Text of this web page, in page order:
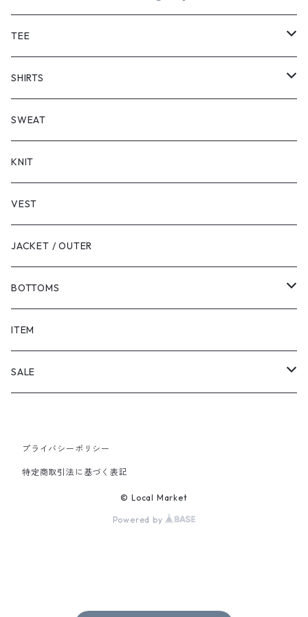
TEE
SHORT SLEEVE
LONG SLEEVE
SHIRTS
SHORT SLEEVE
LONG SLEEVE
SWEAT
KNIT
VEST
JACKET / OUTER
BOTTOMS
SHORTS
PANTS
ITEM
SALE
PANTS
プライバシーポリシー
特定商取引法に基づく表記
© Local Market
Powered by